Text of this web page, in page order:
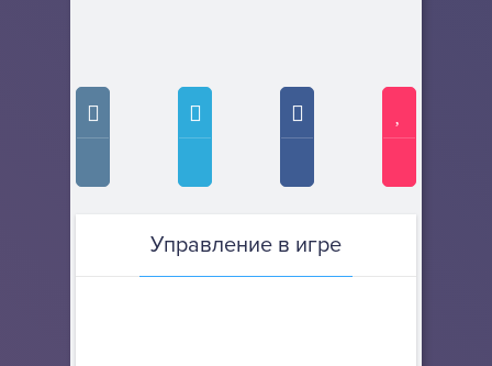
Управление в игре